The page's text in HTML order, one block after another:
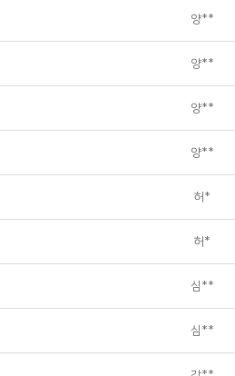
양**
양**
양**
양**
허*
허*
심**
심**